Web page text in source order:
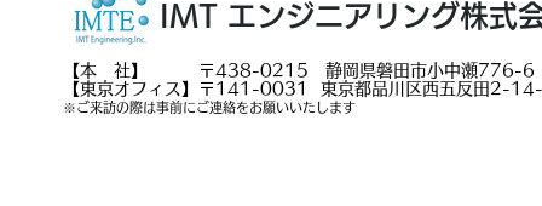
IMT エンジニアリング株式
【本 社】 〒438-0215 静岡県磐田市小中瀬776-6
【東京オフィス】〒141-0031 東京都品川区西五反田2-
※ご来訪の際は事前にご連絡をお願いいたします